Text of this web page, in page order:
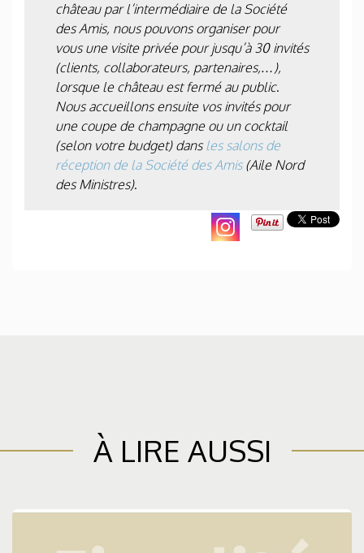
château par l’intermédiaire de la Société
des Amis, nous pouvons organiser pour
vous une visite privée pour jusqu’à 30 invités
(clients, collaborateurs, partenaires,…),
lorsque le château est fermé au public.
Nous accueillons ensuite vos invités pour
une coupe de champagne ou un cocktail
(selon votre budget) dans les salons de
réception de la Société des Amis(Aile Nord
des Ministres).
À LIRE AUSSI